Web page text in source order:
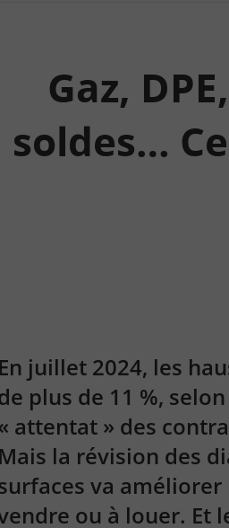
Gaz,
soldes…
En juillet 2024, les
plus de 11 %,
attentat » des
Mais la révision des
va améliorer
ou à louer. Et